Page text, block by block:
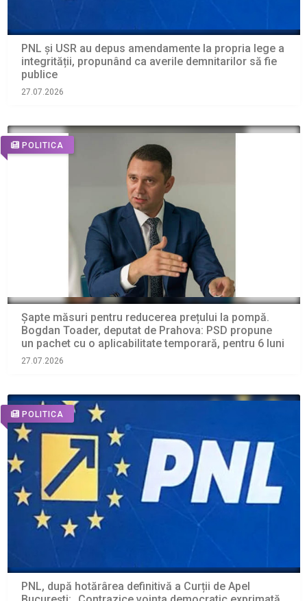
PNL și USR au depus amendamente la propria lege a
integrității, propunând ca averile demnitarilor să fie
publice
27.07.2026
POLITICA
Șapte măsuri pentru reducerea prețului la pompă.
Bogdan Toader, deputat de Prahova: PSD propune
un pachet cu o aplicabilitate temporară, pentru 6 luni
27.07.2026
POLITICA
PNL, după hotărârea definitivă a Curții de Apel